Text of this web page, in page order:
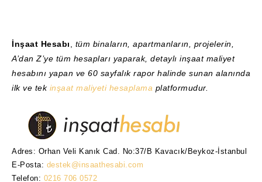
İnşaat Hesabı
tüm binaların, apartmanların, projelerin,
A’dan Z’ye tüm hesapları yaparak, detaylı inşaat maliyet
hesabını yapan ve 60 sayfalık rapor halinde sunan alanında
ilk ve tek inşaat maliyeti hesaplama platformudur.
Adres: Orhan Veli Kanık Cad. No:37/B Kavacık/Beykoz-İstanbul
E-Posta: destek@insaathesabi.com
Telefon: 0216 706 0572